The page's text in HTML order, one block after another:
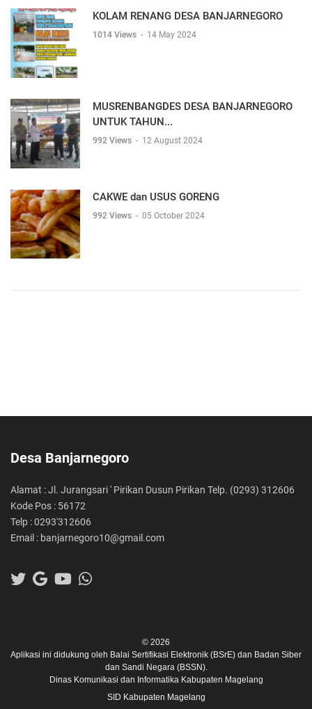
KOLAM RENANG DESA BANJARNEGORO
1014 Views - 14 May 2024
MUSRENBANGDES DESA BANJARNEGORO
UNTUK TAHUN...
992 Views - 12 August 2024
CAKWE dan USUS GORENG
992 Views - 05 October 2024
Desa Banjarnegoro
Alamat : Jl. Jurangsari ' Pirikan Dusun Pirikan Telp. (0293) 312606
Kode Pos : 56172
Telp : 0293'312606
Email : banjarnegoro10@gmail.com
© 2026
Aplikasi ini didukung oleh Balai Sertifikasi Elektronik (BSrE) dan Badan Siber
dan Sandi Negara (BSSN).
Dinas Komunikasi dan Informatika Kabupaten Magelang
SID Kabupaten Magelang